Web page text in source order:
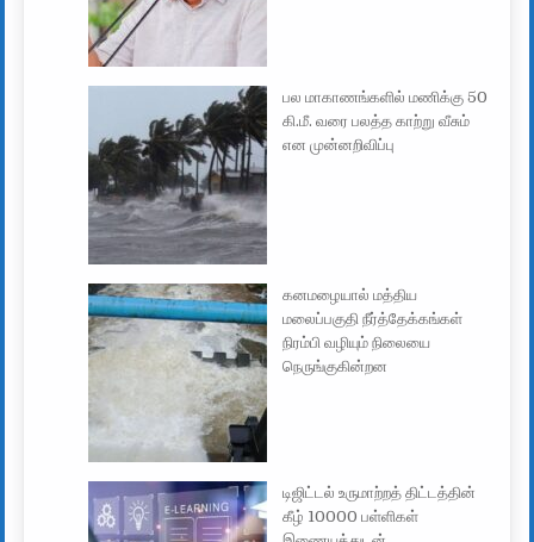
பல மாகாணங்களில் மணிக்கு 50
கி.மீ. வரை பலத்த காற்று வீசும்
என முன்னறிவிப்பு
கனமழையால் மத்திய
மலைப்பகுதி நீர்த்தேக்கங்கள்
நிரம்பி வழியும் நிலையை
நெருங்குகின்றன
டிஜிட்டல் உருமாற்றத் திட்டத்தின்
கீழ் 10000 பள்ளிகள்